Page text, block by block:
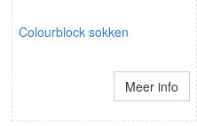
Colourblock sokken
Meer info